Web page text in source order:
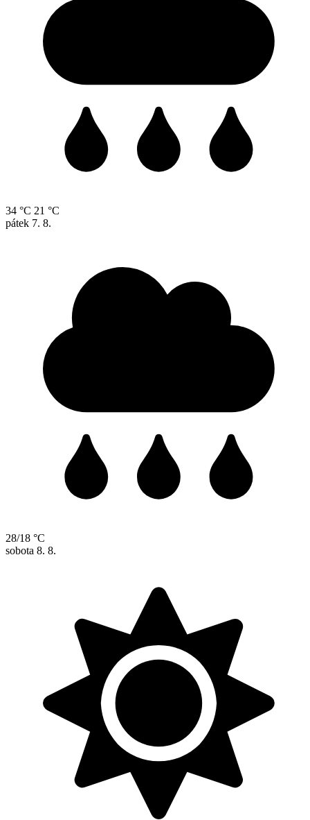
34 °C 21 °C
pátek 7. 8.
28/18 °C
sobota 8. 8.